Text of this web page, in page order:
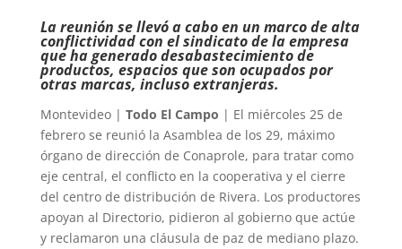
La reunión se llevó a cabo en un marco de alta
conflictividad con el sindicato de la empresa
que ha generado desabastecimiento de
productos, espacios que son ocupados por
otras marcas, incluso extranjeras.
Montevideo | Todo El Campo | El miércoles 25 de
febrero se reunió la Asamblea de los 29, máximo
órgano de dirección de Conaprole, para tratar como
eje central, el conflicto en la cooperativa y el cierre
del centro de distribución de Rivera. Los productores
apoyan al Directorio, pidieron al gobierno que actúe
y reclamaron una cláusula de paz de mediano plazo.